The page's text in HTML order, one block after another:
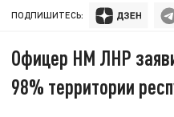
ПОДПИШИТЕСЬ:
Офицер НМ ЛНР
98% территории